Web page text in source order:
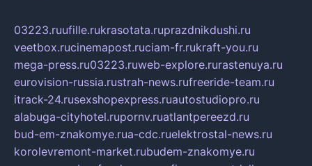
03223.ruufille.rukrasotata.ruprazdnikdushi.ru
veetbox.rucinemapost.ruciam-fr.rukraft-you.ru
mega-press.ru03223.ruweb-explore.rurastenuya.ru
eurovision-russia.rustrah-news.rufreeride-team.ru
itrack-24.rusexshopexpress.ruautostudiopro.ru
alabuga-cityhotel.rupornv.ruatlantpereezd.ru
bud-em-znakomye.rua-cdc.ruelektrostal-news.ru
korolevremont-market.rubudem-znakomye.ru